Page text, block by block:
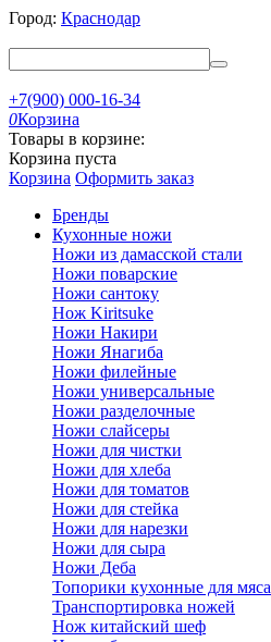
Город: Краснодар
+7(900) 000-16-34
0Корзина
Товары в корзине:
Корзина пуста
Корзина Оформить заказ
Бренды
Кухонные ножи
Ножи из дамасской стали
Ножи поварские
Ножи сантоку
Нож Kiritsuke
Ножи Накири
Ножи Янагиба
Ножи филейные
Ножи универсальные
Ножи разделочные
Ножи слайсеры
Ножи для чистки
Ножи для хлеба
Ножи для томатов
Ножи для стейка
Ножи для нарезки
Ножи для сыра
Ножи Деба
Топорики кухонные для мяса
Транспортировка ножей
Нож китайский шеф